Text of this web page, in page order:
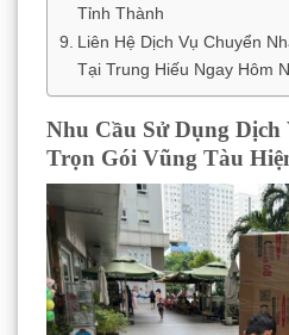
Tỉnh Thành
Liên Hệ Dịch Vụ Chuyển
Tại Trung Hiếu Ngay Hôm
Nhu Cầu Sử Dụng Dịch
Trọn Gói Vũng Tàu